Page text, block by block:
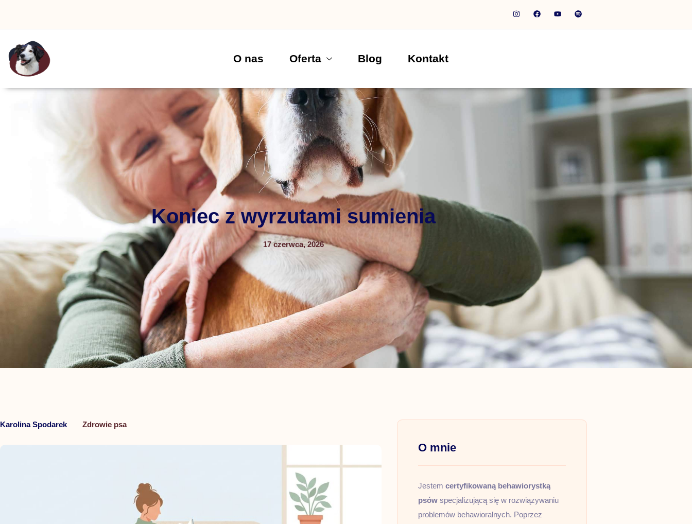
O nas Oferta Blog Kontakt
Koniec z wyrzutami sumienia
17 czerwca, 2026
Karolina Spodarek Zdrowie psa
O mnie
Jestem certyfikowaną behawiorystką
psów specjalizującą się w rozwiązywaniu
problemów behawioralnych. Poprzez